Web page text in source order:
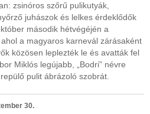
zsinóros szőrű pulikutyák,
juhászok és lelkes érdeklődők
második hétvégéjén a
a magyaros karnevál zárásaként
közösen leplezték le és avatták fel
Miklós legújabb, „Bodri” névre
pulit ábrázoló szobrát.
30.